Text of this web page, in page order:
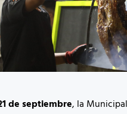
de septiembre, la